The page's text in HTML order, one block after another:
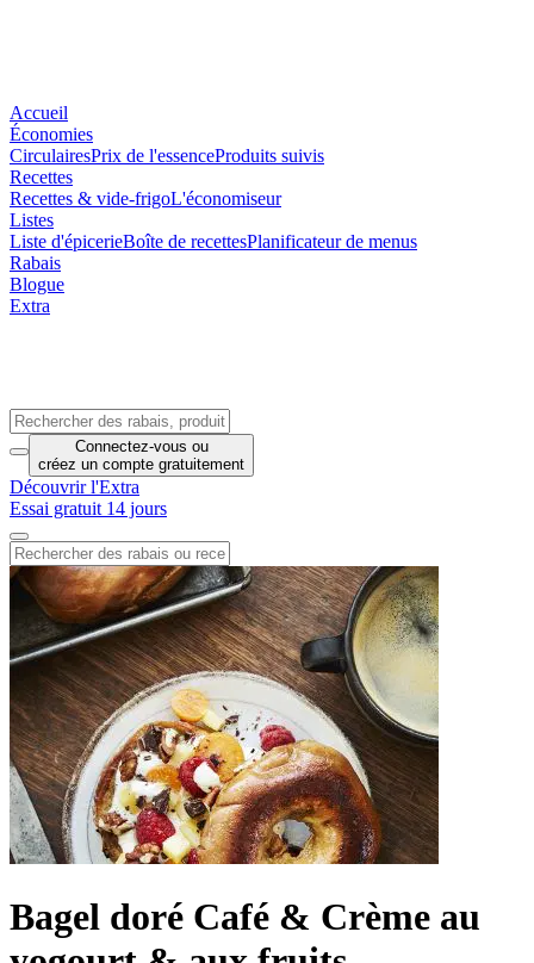
Accueil
Économies
CirculairesPrix de l'essenceProduits suivis
Recettes
Recettes & vide-frigoL'économiseur
Listes
Liste d'épicerieBoîte de recettesPlanificateur de menus
Rabais
Blogue
Extra
Connectez-vous ou
créez un compte gratuitement
Découvrir l'Extra
Essai gratuit 14 jours
Bagel doré Café & Crème au